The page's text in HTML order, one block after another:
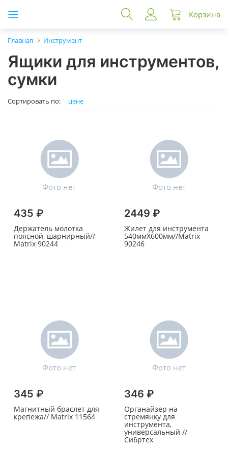
Корзина
Главная Инструмент
Ящики для инструментов,
сумки
Сортировать по: цене
435 ₽
Держатель молотка
поясной, шарнирный//
Matrix 90244
2449 ₽
Жилет для инструмента
540ммХ600мм//Matrix
90246
345 ₽
Магнитный браслет для
крепежа// Matrix 11564
346 ₽
Органайзер на
стремянку для
инструмента,
универсальный //
Сибртех